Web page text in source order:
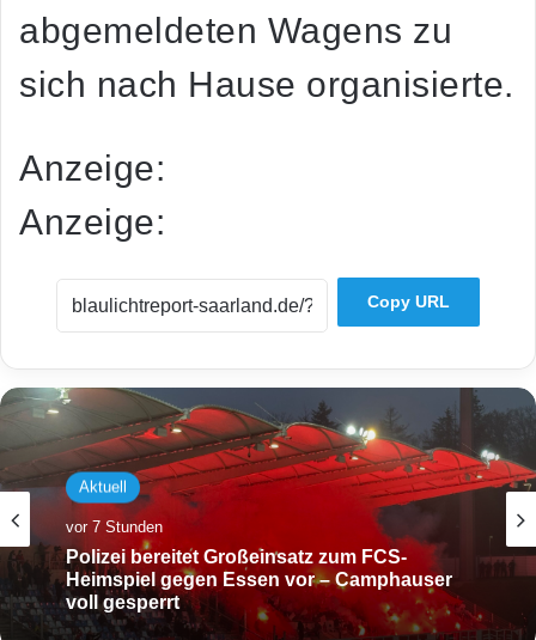
abgemeldeten Wagens zu
sich nach Hause organisierte.
Anzeige:
Anzeige:
Copy URL
Aktuell
vor 7 Stunden
Polizei bereitet Großeinsatz zum FCS-
Heimspiel gegen Essen vor – Camphauser
voll gesperrt